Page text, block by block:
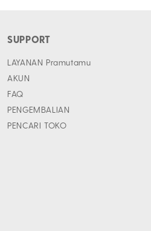
SUPPORT
LAYANAN Pramutamu
AKUN
FAQ
PENGEMBALIAN
PENCARI TOKO